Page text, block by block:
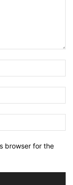
browser for the